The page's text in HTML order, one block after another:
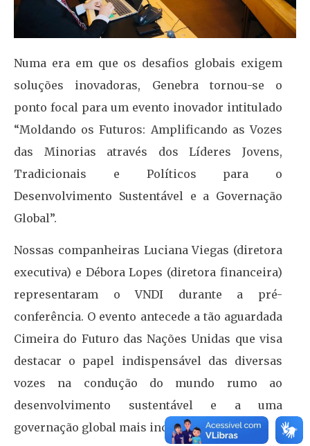
Numa era em que os desafios globais exigem
soluções inovadoras, Genebra tornou-se o
ponto focal para um evento inovador intitulado
“Moldando os Futuros: Amplificando as Vozes
das Minorias através dos Líderes Jovens,
Tradicionais e Políticos para o
Desenvolvimento Sustentável e a Governação
Global”.
Nossas companheiras Luciana Viegas (diretora
executiva) e Débora Lopes (diretora financeira)
representaram o VNDI durante a pré-
conferência. O evento antecede a tão aguardada
Cimeira do Futuro das Nações Unidas que visa
destacar o papel indispensável das diversas
vozes na condução do mundo rumo ao
desenvolvimento sustentável e a uma
governação global mais inclusiva.